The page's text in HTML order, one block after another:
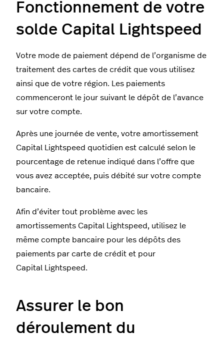
Fonctionnement de votre
solde Capital Lightspeed
Votre mode de paiement dépend de l’organisme de
traitement des cartes de crédit que vous utilisez
ainsi que de votre région. Les paiements
commenceront le jour suivant le dépôt de l’avance
sur votre compte.
Après une journée de vente, votre amortissement
Capital Lightspeed quotidien est calculé selon le
pourcentage de retenue indiqué dans l’offre que
vous avez acceptée, puis débité sur votre compte
bancaire.
Afin d’éviter tout problème avec les
amortissements Capital Lightspeed, utilisez le
même compte bancaire pour les dépôts des
paiements par carte de crédit et pour
Capital Lightspeed.
Assurer le bon
déroulement du